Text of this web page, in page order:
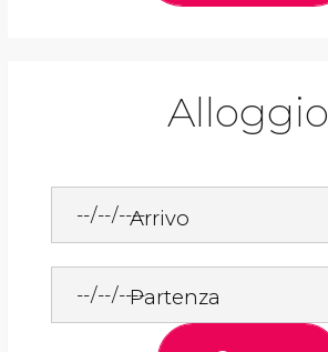
Alloggio
Arrivo
Partenza